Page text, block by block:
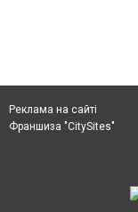
Реклама на сайті
Франшиза "CitySites"